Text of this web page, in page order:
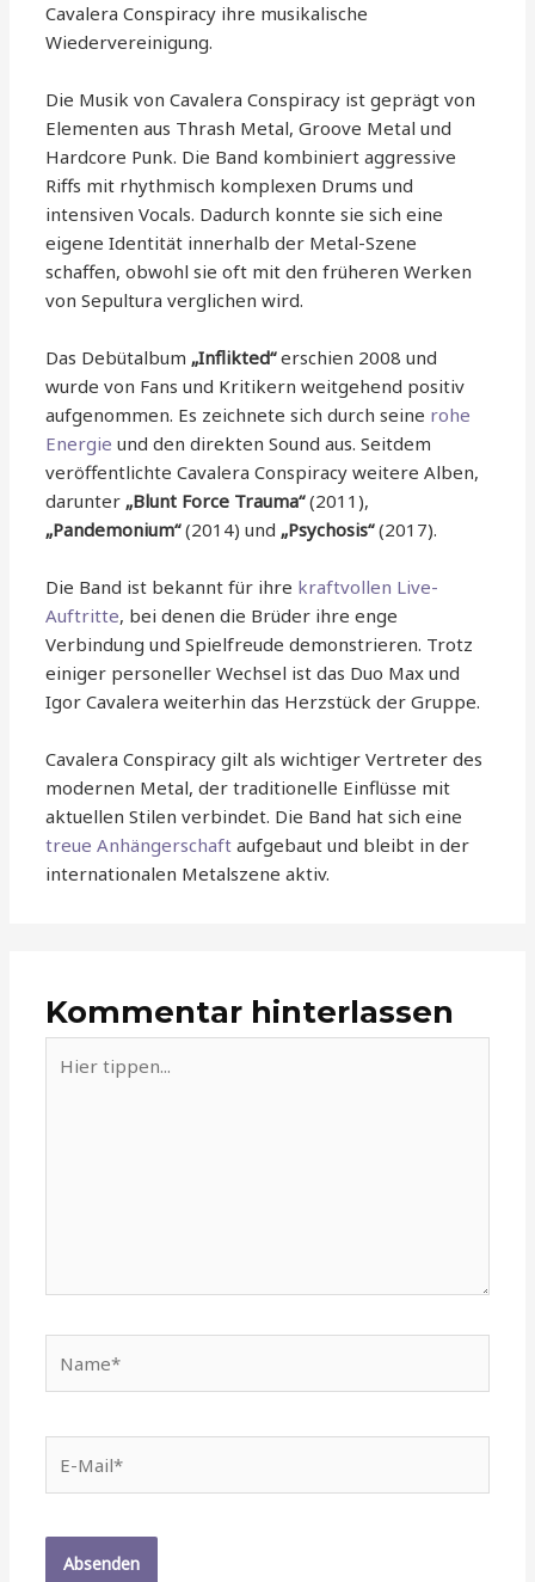
Cavalera Conspiracy ihre musikalische
Wiedervereinigung.
Die Musik von Cavalera Conspiracy ist geprägt von
Elementen aus Thrash Metal, Groove Metal und
Hardcore Punk. Die Band kombiniert aggressive
Riffs mit rhythmisch komplexen Drums und
intensiven Vocals. Dadurch konnte sie sich eine
eigene Identität innerhalb der Metal-Szene
schaffen, obwohl sie oft mit den früheren Werken
von Sepultura verglichen wird.
Das Debütalbum „Inflikted“erschien 2008 und
wurde von Fans und Kritikern weitgehend positiv
aufgenommen. Es zeichnete sich durch seine rohe
Energie und den direkten Sound aus. Seitdem
veröffentlichte Cavalera Conspiracy weitere Alben,
darunter „Blunt Force Trauma“(2011),
„Pandemonium“(2014) und „Psychosis“(2017).
Die Band ist bekannt für ihre kraftvollen Live-
Auftritte, bei denen die Brüder ihre enge
Verbindung und Spielfreude demonstrieren. Trotz
einiger personeller Wechsel ist das Duo Max und
Igor Cavalera weiterhin das Herzstück der Gruppe.
Cavalera Conspiracy gilt als wichtiger Vertreter des
modernen Metal, der traditionelle Einflüsse mit
aktuellen Stilen verbindet. Die Band hat sich eine
treue Anhängerschaft aufgebaut und bleibt in der
internationalen Metalszene aktiv.
Kommentar hinterlassen
tippen...
Mail*